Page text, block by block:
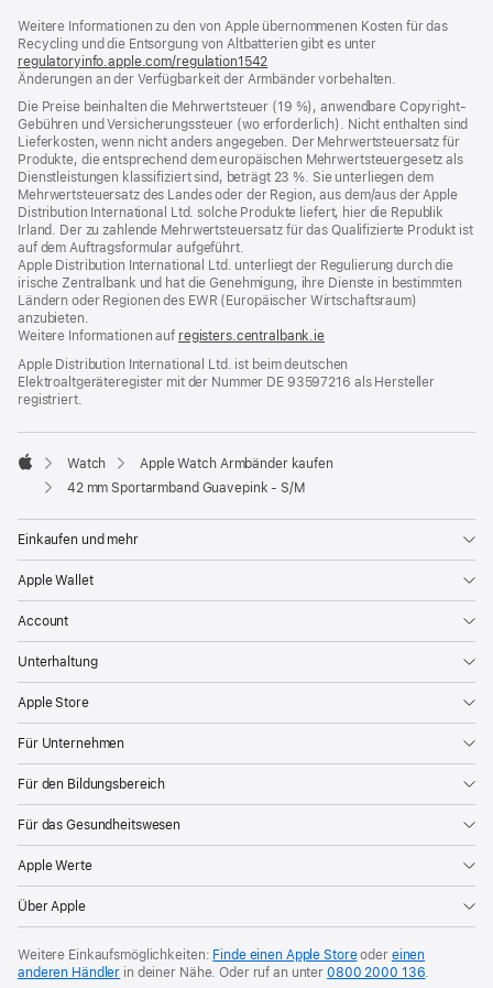
neues
Fenster)
Weitere Informationen zu den von Apple übernommenen Kosten für das
Recycling und die Entsorgung von Altbatterien gibt es unter
regulatoryinfo.apple.com/regulation1542
ein
neues
Fenster)
Änderungen an der Verfügbarkeit der Armbänder vorbehalten.
Die Preise beinhalten die Mehrwertsteuer (19 %), anwendbare Copyright-
Gebühren und Versicherungssteuer (wo erforderlich). Nicht enthalten sind
Lieferkosten, wenn nicht anders angegeben. Der Mehrwertsteuersatz für
Produkte, die entsprechend dem europäischen Mehrwertsteuergesetz als
Dienstleistungen klassifiziert sind, beträgt 23 %. Sie unterliegen dem
Mehrwertsteuersatz des Landes oder der Region, aus dem/aus der Apple
Distribution International Ltd. solche Produkte liefert, hier die Republik
Irland. Der zu zahlende Mehrwertsteuersatz für das Qualifizierte Produkt ist
auf dem Auftragsformular aufgeführt.
Apple Distribution International Ltd. unterliegt der Regulierung durch die
irische Zentralbank und hat die Genehmigung, ihre Dienste in bestimmten
Ländern oder Regionen des EWR (Europäischer Wirtschaftsraum)
anzubieten.
Weitere Informationen auf registers.centralbank.ie
Apple Distribution International Ltd. ist beim deutschen
Elektroaltgeräteregister mit der Nummer DE 93597216 als Hersteller
registriert.
Apple
Watch
Apple Watch Armbänder kaufen
42 mm Sportarmband Guavepink - S/M
Einkaufen und mehr
Apple Wallet
Account
Unterhaltung
Apple Store
Für Unternehmen
Für den Bildungsbereich
Für das Gesundheitswesen
Apple Werte
Über Apple
Weitere Einkaufsmöglichkeiten: Finde einen Apple Storeoder einen
anderen Händler in deiner Nähe. Oder ruf an unter0800 2000 136